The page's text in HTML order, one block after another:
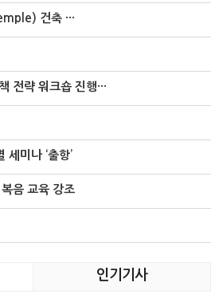
건축 ···
전략 워크숍 진행···
미나 ‘출항’
음 교육 강조
인기기사